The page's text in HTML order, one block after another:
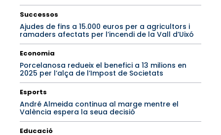
Successos
Ajudes de fins a 15.000 euros per a agricultors i
ramaders afectats per l’incendi de la Vall d’Uixó
Economia
Porcelanosa redueix el benefici a 13 milions en
2025 per l’alça de l’Impost de Societats
Esports
André Almeida continua al marge mentre el
València espera la seua decisió
Educació